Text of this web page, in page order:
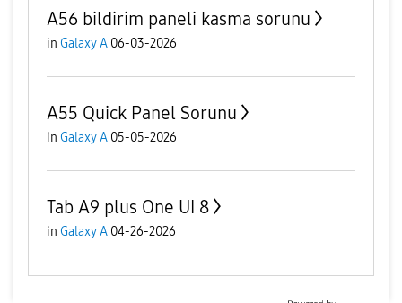
A56 bildirim paneli kasma sorunu
in Galaxy A 06-03-2026
A55 Quick Panel Sorunu
in Galaxy A 05-05-2026
Tab A9 plus One UI 8
in Galaxy A 04-26-2026